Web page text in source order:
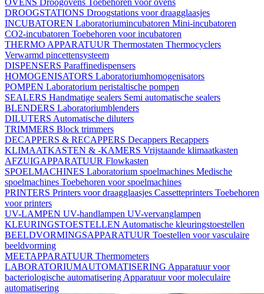
OVENS Droogovens Toebehoren voor ovens
DROOGSTATIONS Droogstations voor draagglaasjes
INCUBATOREN Laboratoriumincubatoren Mini-incubatoren
CO2-incubatoren Toebehoren voor incubatoren
THERMO APPARATUUR Thermostaten Thermocyclers
Verwarmd pincettensysteem
DISPENSERS Paraffinedispensers
HOMOGENISATORS Laboratoriumhomogenisators
POMPEN Laboratorium peristaltische pompen
SEALERS Handmatige sealers Semi automatische sealers
BLENDERS Laboratoriumblenders
DILUTERS Automatische diluters
TRIMMERS Block trimmers
DECAPPERS & RECAPPERS Decappers Recappers
KLIMAATKASTEN & -KAMERS Vrijstaande klimaatkasten
AFZUIGAPPARATUUR Flowkasten
SPOELMACHINES Laboratorium spoelmachines Medische
spoelmachines Toebehoren voor spoelmachines
PRINTERS Printers voor draagglaasjes Cassetteprinters Toebehoren
voor printers
UV-LAMPEN UV-handlampen UV-vervanglampen
KLEURINGSTOESTELLEN Automatische kleuringstoestellen
BEELDVORMINGSAPPARATUUR Toestellen voor vasculaire
beeldvorming
MEETAPPARATUUR Thermometers
LABORATORIUMAUTOMATISERING Apparatuur voor
bacteriologische automatisering Apparatuur voor moleculaire
automatisering